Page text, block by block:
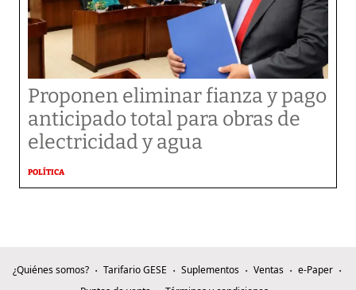
Proponen eliminar fianza y pago
anticipado total para obras de
electricidad y agua
POLÍTICA
¿Quiénes somos? Tarifario GESE Suplementos Ventas
e-Paper